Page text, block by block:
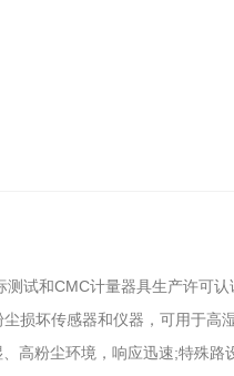
试和CMC计量器具生产许可认
损坏传感器和仪器，可用于高
高粉尘环境，响应迅速;特殊路